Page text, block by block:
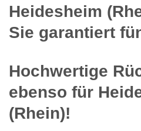
Heidesheim
Sie garantiert
Hochwertige
ebenso für
(Rhein)!